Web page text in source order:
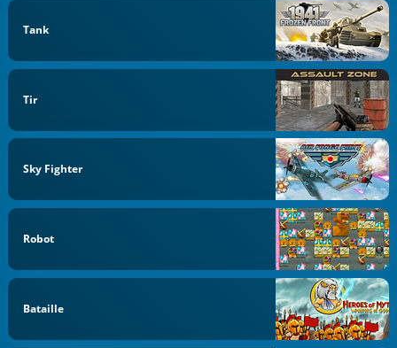
Tank
Tir
Sky Fighter
Robot
Bataille